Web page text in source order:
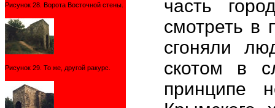
Рисунок 28. Ворота Восточной стены.
Рисунок 29. То же, другой ракурс.
часть
смотреть в
сгоняли
скотом в
принципе